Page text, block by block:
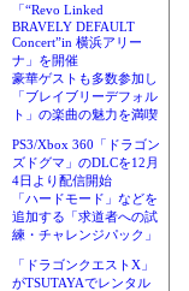
「“Revo Linked
BRAVELY DEFAULT
Concert”in 横浜アリー
ナ」を開催
豪華ゲストも多数参加し
「ブレイブリーデフォル
ト」の楽曲の魅力を満喫
PS3/Xbox 360「ドラゴン
ズドグマ」のDLCを12月
4日より配信開始
「ハードモード」などを
追加する「求道者への試
練・チャレンジパック」
「ドラゴンクエストX」
がTSUTAYAでレンタル